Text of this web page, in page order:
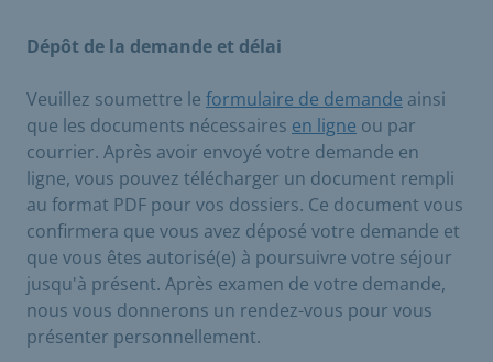
Dépôt de la demande et délai
Veuillez soumettre le formulaire de demande ainsi
que les documents nécessaires en ligne ou par
courrier. Après avoir envoyé votre demande en
ligne, vous pouvez télécharger un document rempli
au format PDF pour vos dossiers. Ce document vous
confirmera que vous avez déposé votre demande et
que vous êtes autorisé(e) à poursuivre votre séjour
jusqu'à présent. Après examen de votre demande,
nous vous donnerons un rendez-vous pour vous
présenter personnellement.